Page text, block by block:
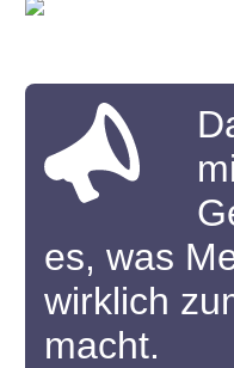
es, was
wirklich
macht.